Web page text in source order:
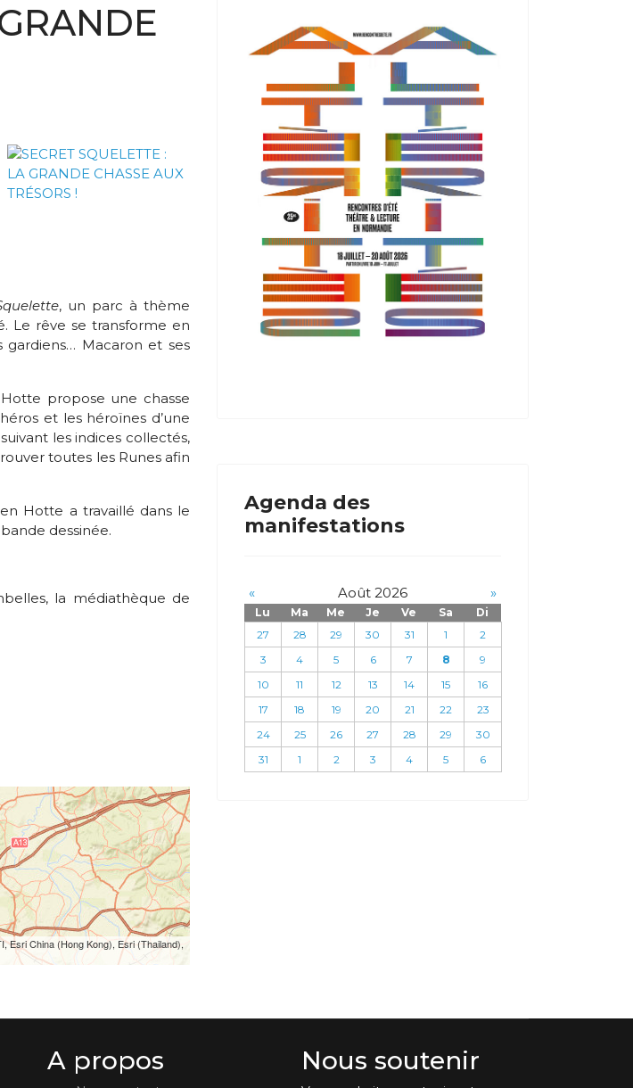
, un parc à thème
Le rêve se transforme en
Macaron et ses
Hotte propose une chasse
et les héroïnes d’une
les indices collectés,
toutes les Runes afin
Hotte a travaillé dans le
dessinée.
la médiathèque de
Esri China (Hong Kong), Esri (Thailand),
Agenda des
manifestations
« Août 2026 »
Lu Ma Me Je Ve Sa
Di
27
28 29 30 31 1
2
3
4 5 6 7 8
9
10
11 12 13 14 15
16
17
18 19 20 21 22
23
24
25 26 27 28 29
30
31
1 2 3 4 5 6
A propos Nous soutenir